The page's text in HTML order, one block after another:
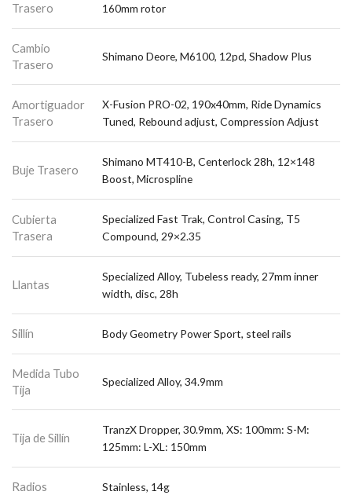
Trasero
160mm rotor
Cambio
Trasero
Shimano Deore, M6100, 12pd, Shadow Plus
Amortiguador
Trasero
X-Fusion PRO-02, 190x40mm, Ride Dynamics
Tuned, Rebound adjust, Compression Adjust
Buje Trasero
Shimano MT410-B, Centerlock 28h, 12×148
Boost, Microspline
Cubierta
Trasera
Specialized Fast Trak, Control Casing, T5
Compound, 29×2.35
Llantas
Specialized Alloy, Tubeless ready, 27mm inner
width, disc, 28h
Sillín Body Geometry Power Sport, steel rails
Medida Tubo
Tija
Specialized Alloy, 34.9mm
Tija de Sillín
TranzX Dropper, 30.9mm, XS: 100mm: S-M:
125mm: L-XL: 150mm
Radios Stainless, 14g